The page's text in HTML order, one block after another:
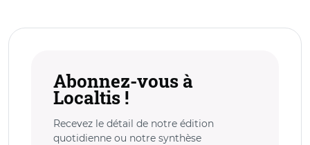
Abonnez-vous à
Localtis !
Recevez le détail de notre édition
quotidienne ou notre synthèse